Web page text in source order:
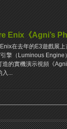
Enix《Agni’s
在去年的E3遊戲展
引擎（Luminous
造的實機演示視頻《
入...